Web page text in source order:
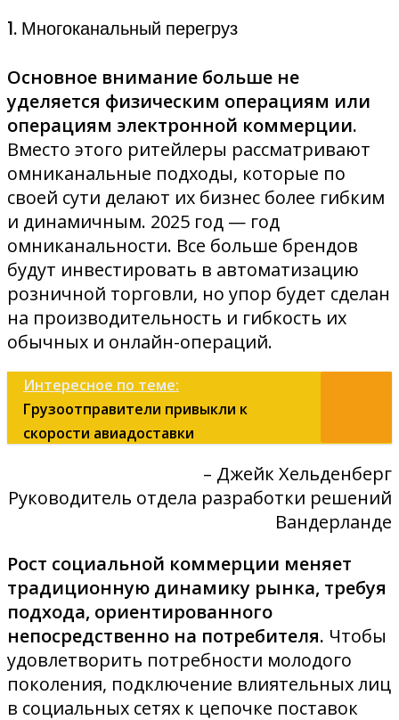
1. Многоканальный перегруз
Основное внимание больше не
уделяется физическим операциям или
операциям электронной коммерции.
Вместо этого ритейлеры рассматривают
омниканальные подходы, которые по
своей сути делают их бизнес более гибким
и динамичным. 2025 год — год
омниканальности. Все больше брендов
будут инвестировать в автоматизацию
розничной торговли, но упор будет сделан
на производительность и гибкость их
обычных и онлайн-операций.
Интересное по теме:
Грузоотправители привыкли к
скорости авиадоставки
– Джейк Хельденберг
Руководитель отдела разработки решений
Вандерланде
Рост социальной коммерции меняет
традиционную динамику рынка, требуя
подхода, ориентированного
непосредственно на потребителя. Чтобы
удовлетворить потребности молодого
поколения, подключение влиятельных лиц
в социальных сетях к цепочке поставок